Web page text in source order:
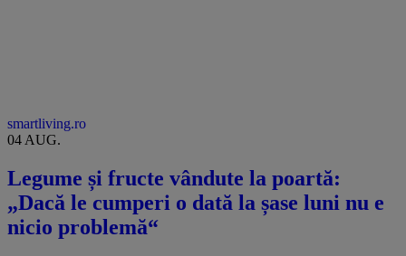
smartliving.ro
04 AUG.
Legume și fructe vândute la poartă:
„Dacă le cumperi o dată la șase luni nu e
nicio problemă“